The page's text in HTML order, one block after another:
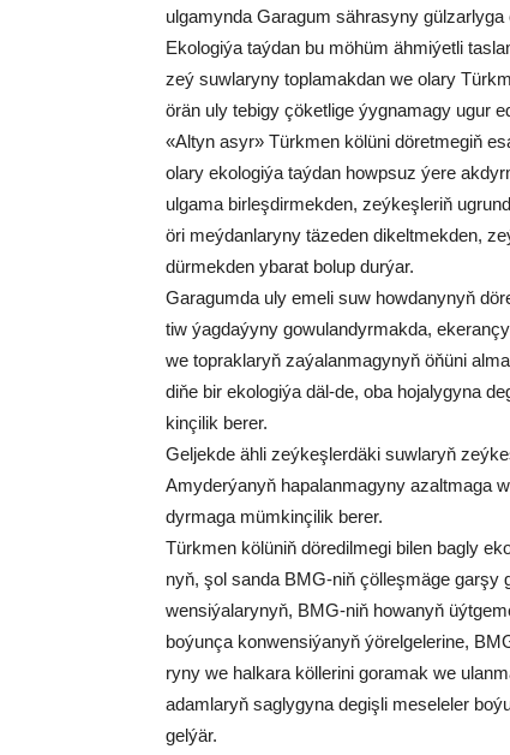
ul­ga­myn­da Ga­ra­gum säh­ra­sy­ny
Eko­lo­gi­ýa taý­dan bu mö­hüm äh­mi­ýet­li
zeý suw­la­ry­ny top­la­mak­dan we ola­ry
örän uly te­bi­gy çö­ket­li­ge ýyg­na­ma­gy ugur
«Al­tyn asyr» Türk­men kö­lü­ni dö­ret­me­giň
ola­ry eko­lo­gi­ýa taý­dan howp­suz ýe­re
ul­ga­ma bir­leş­dir­mek­den, zeý­keş­le­riň
öri meý­dan­la­ry­ny tä­ze­den di­kelt­mek­den,
dür­mek­den yba­rat bo­lup dur­ýar.
Ga­ra­gum­da uly eme­li suw how­da­ny­nyň
tiw ýag­da­ýy­ny go­wu­lan­dyr­mak­da,
we top­rak­la­ryň za­ýa­lan­ma­gy­nyň öňü­ni
di­ňe bir eko­lo­gi­ýa däl-de, oba ho­ja­ly­gy­na
kin­çi­lik be­rer.
Gel­jek­de äh­li zeý­keş­ler­dä­ki suw­la­ryň
Amy­der­ýa­nyň ha­pa­lan­ma­gy­ny azalt­ma­ga
dyr­ma­ga müm­kin­çi­lik be­rer.
Türk­men kö­lü­niň dö­re­dil­me­gi bi­len bag­ly
nyň, şol san­da BMG-niň çöl­leş­mä­ge
wen­si­ýa­la­ry­nyň, BMG-niň ho­wa­nyň
bo­ýun­ça kon­wen­si­ýa­nyň ýö­rel­ge­le­ri­ne,
ry­ny we hal­ka­ra köl­le­ri­ni go­ra­mak we
adam­la­ryň sag­ly­gy­na de­giş­li me­se­le­ler
gel­ýär.